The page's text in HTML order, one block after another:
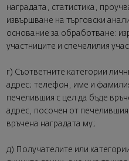
наградата, статистика,
извършване на търговски
основание за обработване:
участниците и спечелилия
г) Съответните категории
адрес; телефон, име и
печелившия с цел да бъде
адрес, посочен от
връчена наградата му;
д) Получателите или